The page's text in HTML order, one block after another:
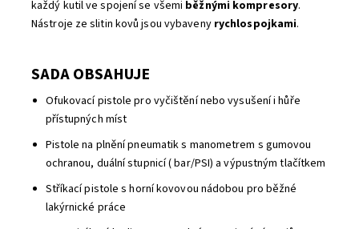
každý kutil ve spojení se všemi běžnými kompresory.
Nástroje ze slitin kovů jsou vybaveny rychlospojkami.
SADA OBSAHUJE
Ofukovací pistole pro vyčištění nebo vysušení i hůře
přístupných míst
Pistole na plnění pneumatik s manometrem s gumovou
ochranou, duální stupnicí ( bar/PSI) a výpustným tlačítkem
Stříkací pistole s horní kovovou nádobou pro běžné
lakýrnické práce